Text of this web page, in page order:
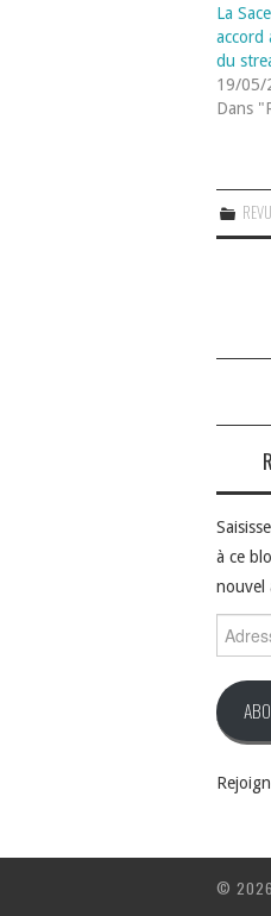
La
accord
du
19/05/
Dans
à ce
nouvel
e-
© 2026